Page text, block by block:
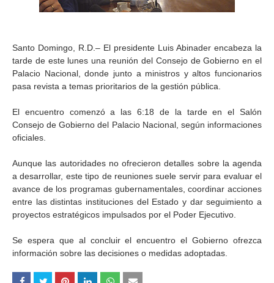
Santo Domingo, R.D.– El presidente Luis Abinader encabeza la
tarde de este lunes una reunión del Consejo de Gobierno en el
Palacio Nacional, donde junto a ministros y altos funcionarios
pasa revista a temas prioritarios de la gestión pública.
El encuentro comenzó a las 6:18 de la tarde en el Salón
Consejo de Gobierno del Palacio Nacional, según informaciones
oficiales.
Aunque las autoridades no ofrecieron detalles sobre la agenda
a desarrollar, este tipo de reuniones suele servir para evaluar el
avance de los programas gubernamentales, coordinar acciones
entre las distintas instituciones del Estado y dar seguimiento a
proyectos estratégicos impulsados por el Poder Ejecutivo.
Se espera que al concluir el encuentro el Gobierno ofrezca
información sobre las decisiones o medidas adoptadas.